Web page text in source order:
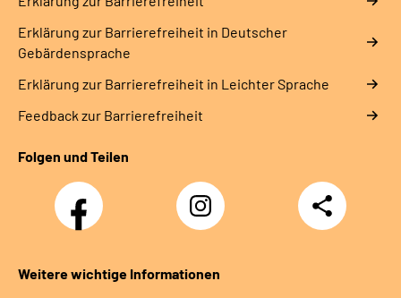
Erklärung zur Barrierefreiheit in Deutscher
Gebärdensprache
Erklärung zur Barrierefreiheit in Leichter Sprache
Feedback zur Barrierefreiheit
Folgen und Teilen
Facebook
Klinik
Sonnenblick
Instagram
Klinik
Sonnenblick
Teilen
Weitere wichtige Informationen